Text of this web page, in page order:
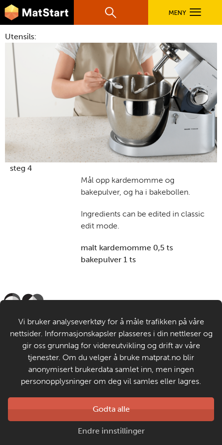
Hopp til hovedinnhold
hovednavigasjonsmobilversjon
MatStart
Søk MENY
OPPSKRIFTER
FILM
FØR DU STARTER
LÆR MER
TIL DE VOKSNE
Utensils:
steg 4
Mål opp kardemomme og
bakepulver, og ha i bakebollen.
Ingredients can be edited in classic
edit mode.
malt kardemomme 0,5 ts
bakepulver 1 ts
Om MatStart
Kontakt oss
Personvern og informasjonskapsler
Laget av
Matprat
Vi bruker analyseverktøy for å måle trafikken på våre
nettsider. Informasjonskapsler plasseres i din nettleser og
gir oss grunnlag for videreutvikling og drift av våre
tjenester. Om du velger å bruke matprat.no blir
anonymisert brukerdata samlet inn, men ingen
personopplysninger om deg vil samles eller lagres.
Godta alle
Endre innstillinger